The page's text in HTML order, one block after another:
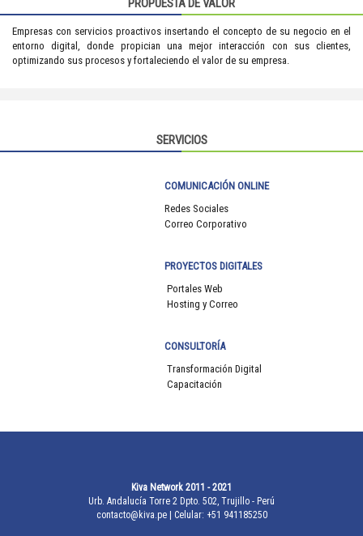
PROPUESTA DE VALOR
Empresas con servicios proactivos insertando el concepto de su negocio en el
entorno digital, donde propician una mejor interacción con sus clientes,
optimizando sus procesos y fortaleciendo el valor de su empresa.
SERVICIOS
COMUNICACIÓN ONLINE
Redes Sociales
Correo Corporativo
PROYECTOS DIGITALES
Portales Web
Hosting y Correo
CONSULTORÍA
Transformación Digital
Capacitación
Kiva Network 2011 - 2021
Urb. Andalucía Torre 2 Dpto. 502, Trujillo - Perú
contacto@kiva.pe| Celular: +51 941185250